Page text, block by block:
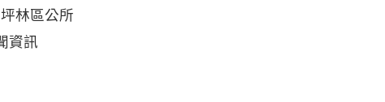
坪林區公所
資訊